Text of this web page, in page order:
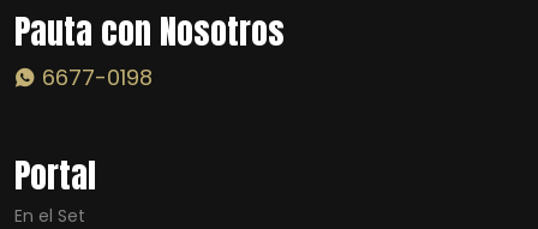
Pauta con Nosotros
6677-0198
Portal
En el Set